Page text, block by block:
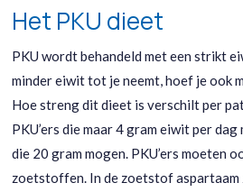
Het PKU dieet
PKU wordt behandeld met een strikt
minder eiwit tot je neemt, hoef je ook
Hoe streng dit dieet is verschilt per
PKU’ers die maar 4 gram eiwit per dag
die 20 gram mogen. PKU’ers moeten
zoetstoffen. In de zoetstof aspartaam